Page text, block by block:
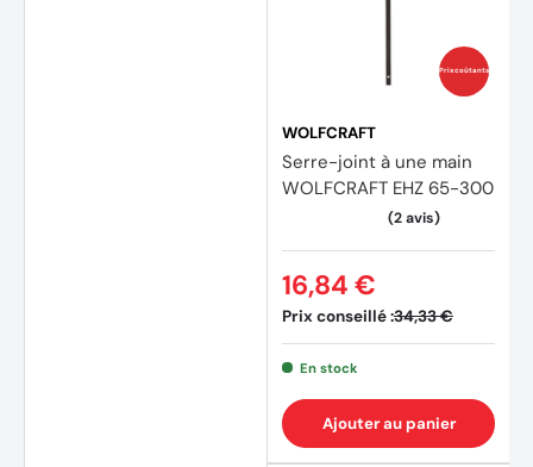
Prix coûtants
WOLFCRAFT
Serre-joint à une main
WOLFCRAFT EHZ 65-300
Prix conseillé :34,33 €
16,84 €
En stock
Ajouter au panier